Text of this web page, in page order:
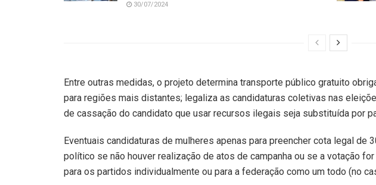
30/07/2024
Entre outras medidas, o projeto determina transporte público gratuito
para regiões mais distantes; legaliza as candidaturas coletivas nas
de cassação do candidato que usar recursos ilegais seja substituída por
Eventuais candidaturas de mulheres apenas para preencher cota legal
político se não houver realização de atos de campanha ou se a votação
para os partidos individualmente ou para a federação como um todo (no